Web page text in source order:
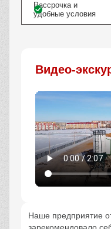
Рассрочка и
удобные условия
Видео-
Наше предприятие